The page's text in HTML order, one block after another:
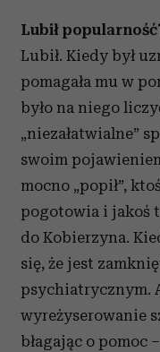
Lubił
Lubił. Kiedy był
pomagała mu w
było na niego
„niezałatwialne”
swoim
mocno „popił”,
pogotowia i jakoś
do Kobierzyna.
się, że jest
psychiatrycznym.
wyreżyserowanie
błagając o pomoc